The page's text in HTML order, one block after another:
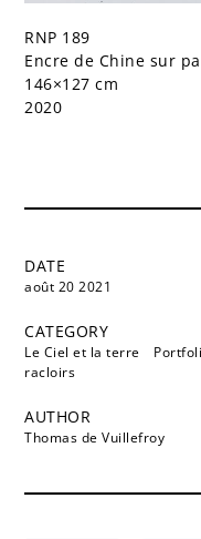
RNP 189
Encre de Chine sur
146×127 cm
2020
DATE
août 20 2021
CATEGORY
Le Ciel et la terre
racloirs
AUTHOR
Thomas de Vuillefroy